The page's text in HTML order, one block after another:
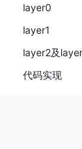
layer0
layer1
layer2及
代码实现